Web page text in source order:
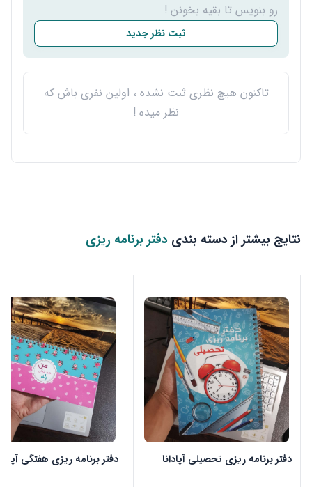
رو بنویس تا بقیه بخونن !
ثبت نظر جدید
تاکنون هیچ نظری ثبت نشده ، اولین نفری باش که
نظر میده !
نتایج بیشتر از دسته بندی دفتر برنامه ریزی
دفتر برنامه ریزی تحصیلی آپادانا دفتر برنامه ریزی هفتگی